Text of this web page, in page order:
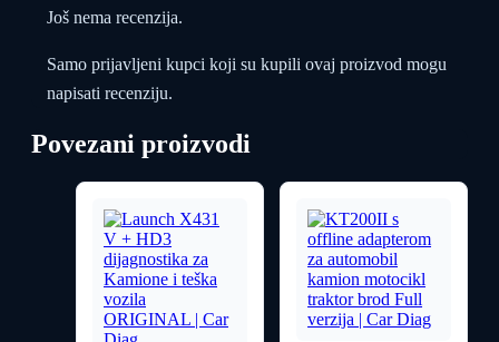
Još nema recenzija.
Samo prijavljeni kupci koji su kupili ovaj proizvod mogu
napisati recenziju.
Povezani proizvodi